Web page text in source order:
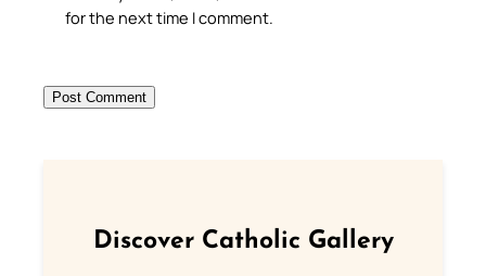
for the next time I comment.
Discover Catholic Gallery